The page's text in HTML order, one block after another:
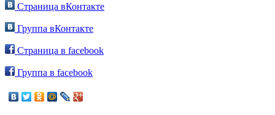
Страница вКонтакте
Группа вКонтакте
Страница в facebook
Группа в facebook